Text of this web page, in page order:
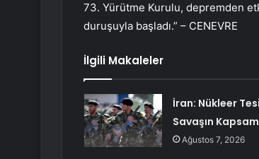
73. Yürütme Kurulu, depremden
duruşuyla başladı.” – CENEVRE
İlgili Makaleler
İran: Nükleer
Savaşın
Ağustos 7, 2026